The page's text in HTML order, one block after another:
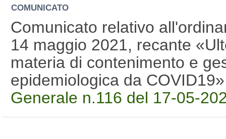
COMUNICATO
Comunicato relativo
14 maggio 2021, recante
materia di contenimento e
epidemiologica da
Generale n.116 del 17-05-